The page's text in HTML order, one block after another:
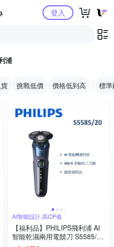
Yahoo購物中心登入
浦
挑戰低價 價格低到高 標
AI智能設計,高CP值
【福利品】PHILIPS飛利浦 AI
智能乾濕兩用電鬍刀 S5585/20